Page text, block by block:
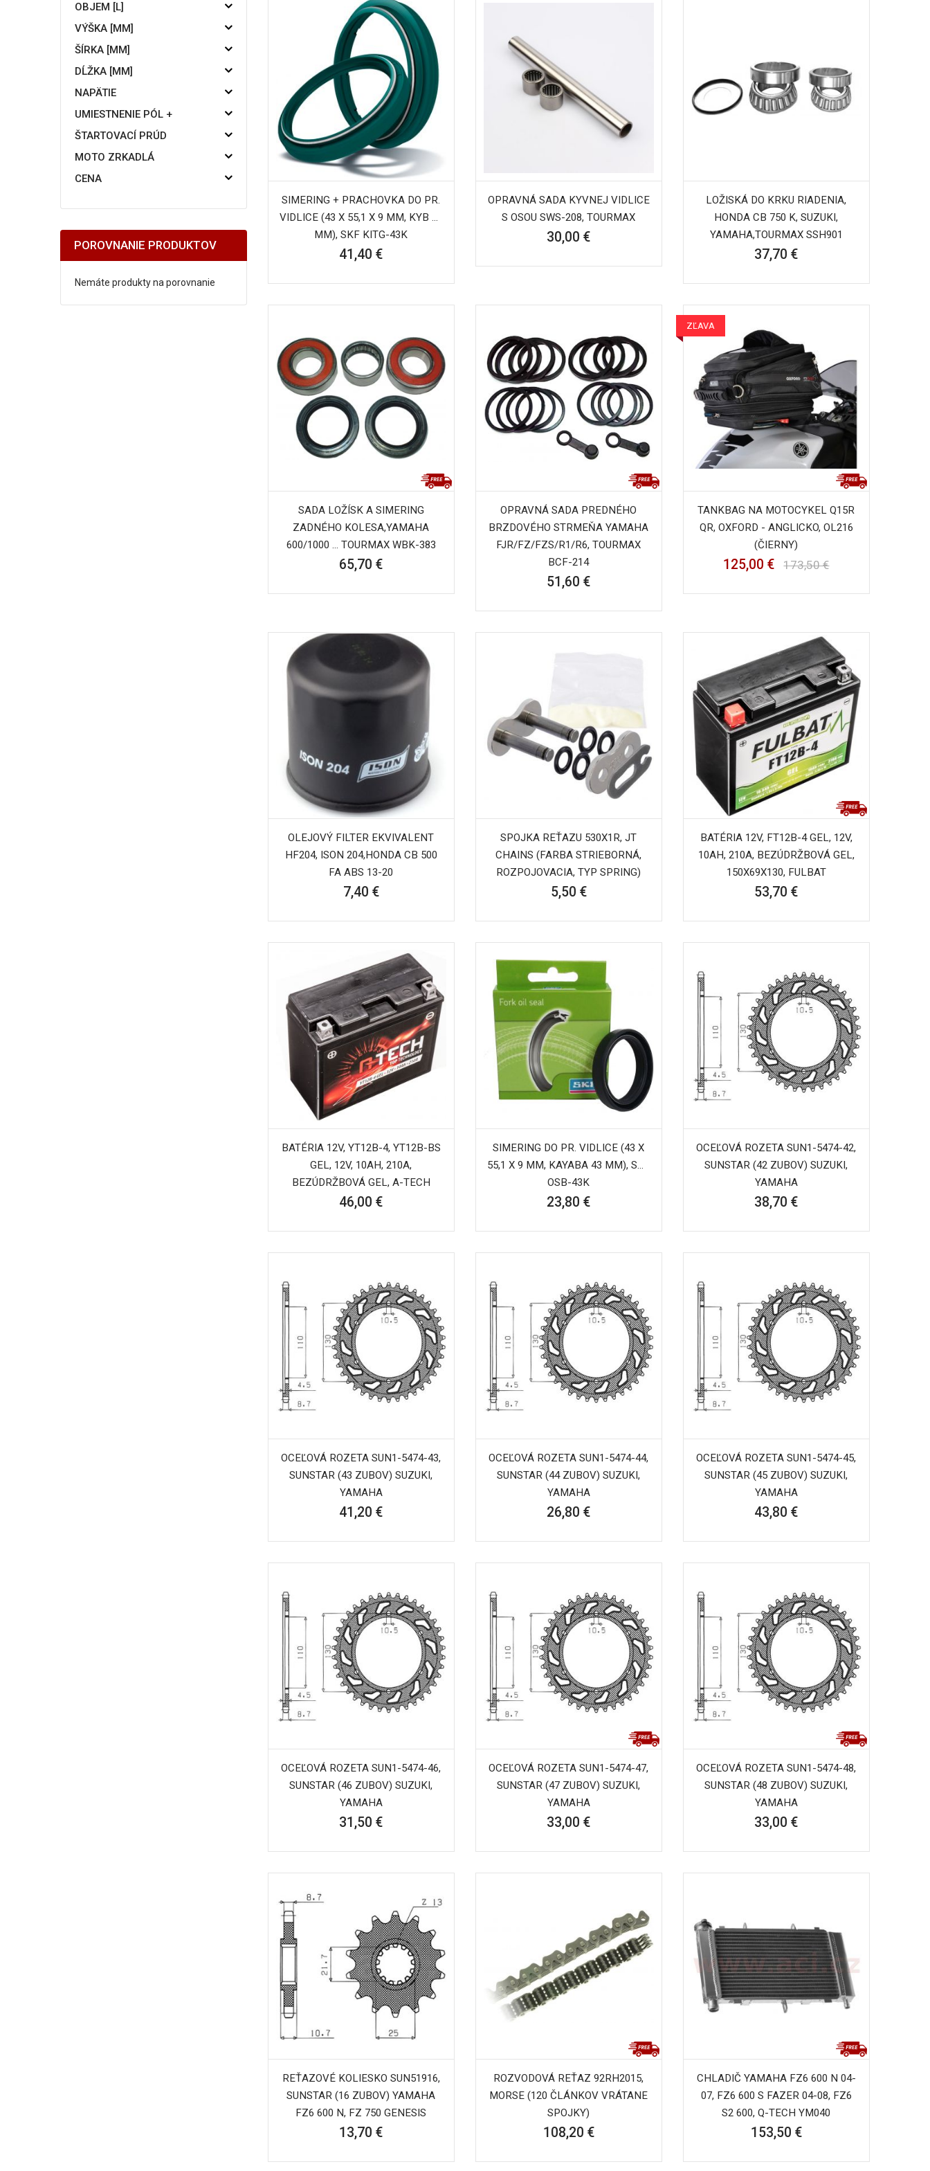
SIMERING + PRACHOVKA DO PR.
VIDLICE (43 X 55,1 X 9 MM, KYB 43
MM), SKF KITG-43K
41,40 €
OPRAVNÁ SADA KYVNEJ VIDLICE
S OSOU SWS-208, TOURMAX
30,00 €
LOŽISKÁ DO KRKU RIADENIA,
HONDA CB 750 K, SUZUKI,
YAMAHA,TOURMAX SSH901
37,70 €
SADA LOŽÍSK A SIMERING
ZADNÉHO KOLESA,YAMAHA
600/1000 ... TOURMAX WBK-383
65,70 €
OPRAVNÁ SADA PREDNÉHO
BRZDOVÉHO STRMEŇA YAMAHA
FJR/FZ/FZS/R1/R6, TOURMAX
BCF-214
51,60 €
ZĽAVA
TANKBAG NA MOTOCYKEL Q15R
QR, OXFORD - ANGLICKO, OL216
(ČIERNY)
125,00 € 173,50 €
OLEJOVÝ FILTER EKVIVALENT
HF204, ISON 204,HONDA CB 500
FA ABS 13-20
7,40 €
SPOJKA REŤAZU 530X1R, JT
CHAINS (FARBA STRIEBORNÁ,
ROZPOJOVACIA, TYP SPRING)
5,50 €
BATÉRIA 12V, FT12B-4 GEL, 12V,
10AH, 210A, BEZÚDRŽBOVÁ GEL,
150X69X130, FULBAT
53,70 €
BATÉRIA 12V, YT12B-4, YT12B-BS
GEL, 12V, 10AH, 210A,
BEZÚDRŽBOVÁ GEL, A-TECH
46,00 €
SIMERING DO PR. VIDLICE (43 X
55,1 X 9 MM, KAYABA 43 MM), SKF
OSB-43K
23,80 €
OCEĽOVÁ ROZETA SUN1-5474-42,
SUNSTAR (42 ZUBOV) SUZUKI,
YAMAHA
38,70 €
OCEĽOVÁ ROZETA SUN1-5474-43,
SUNSTAR (43 ZUBOV) SUZUKI,
YAMAHA
41,20 €
OCEĽOVÁ ROZETA SUN1-5474-44,
SUNSTAR (44 ZUBOV) SUZUKI,
YAMAHA
26,80 €
OCEĽOVÁ ROZETA SUN1-5474-45,
SUNSTAR (45 ZUBOV) SUZUKI,
YAMAHA
43,80 €
OCEĽOVÁ ROZETA SUN1-5474-46,
SUNSTAR (46 ZUBOV) SUZUKI,
YAMAHA
31,50 €
OCEĽOVÁ ROZETA SUN1-5474-47,
SUNSTAR (47 ZUBOV) SUZUKI,
YAMAHA
33,00 €
OCEĽOVÁ ROZETA SUN1-5474-48,
SUNSTAR (48 ZUBOV) SUZUKI,
YAMAHA
33,00 €
REŤAZOVÉ KOLIESKO SUN51916,
SUNSTAR (16 ZUBOV) YAMAHA
FZ6 600 N, FZ 750 GENESIS
13,70 €
ROZVODOVÁ REŤAZ 92RH2015,
MORSE (120 ČLÁNKOV VRÁTANE
SPOJKY)
108,20 €
CHLADIČ YAMAHA FZ6 600 N 04-
07, FZ6 600 S FAZER 04-08, FZ6
S2 600, Q-TECH YM040
153,50 €
OBJEM [L]
VÝŠKA [MM]
ŠÍRKA [MM]
DĹŽKA [MM]
NAPÄTIE
UMIESTNENIE PÓL +
ŠTARTOVACÍ PRÚD
MOTO ZRKADLÁ
CENA
POROVNANIE PRODUKTOV
Nemáte produkty na porovnanie